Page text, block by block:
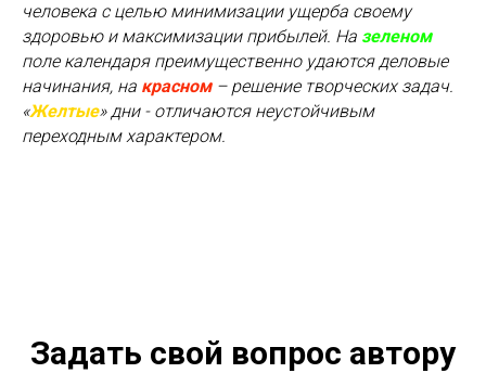
человека с целью минимизации ущерба своему
здоровью и максимизации прибылей. На зеленом
поле календаря преимущественно удаются деловые
начинания, на красном– решение творческих задач.
«Желтые» дни - отличаются неустойчивым
переходным характером.
Задать свой вопрос автору